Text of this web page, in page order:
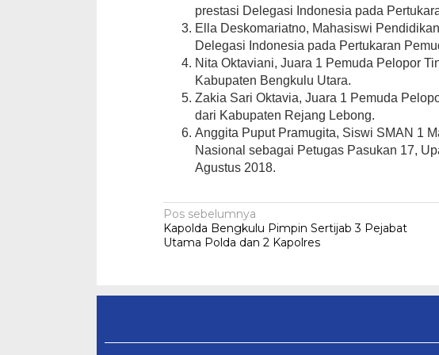
prestasi Delegasi Indonesia pada
Ella Deskomariatno, Mahasiswi
Delegasi Indonesia pada Pertukaran
Nita Oktaviani, Juara 1 Pemuda Pelopor
Kabupaten Bengkulu Utara.
Zakia Sari Oktavia, Juara 1 Pemuda
dari Kabupaten Rejang Lebong.
Anggita Puput Pramugita, Siswi SMAN 1
Nasional sebagai Petugas Pasukan 17,
Agustus 2018.
Navigasi
pos
Pos sebelumnya
Kapolda Bengkulu Pimpin Sertijab 3 Pejabat
Utama Polda dan 2 Kapolres